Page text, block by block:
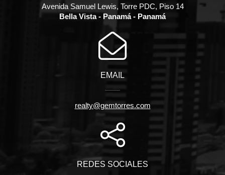
Avenida Samuel Lewis, Torre PDC, Piso 14
Bella Vista - Panamá - Panamá
EMAIL
realty@gemtorres.com
REDES SOCIALES